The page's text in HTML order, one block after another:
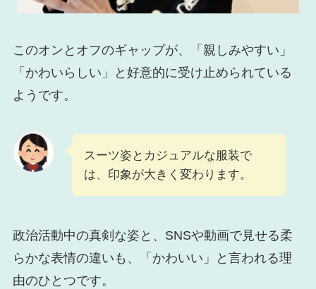
このオンとオフのギャップが、「親しみやすい」
「かわいらしい」と好意的に受け止められている
ようです。
スーツ姿とカジュアルな服装で
は、印象が大きく変わります。
政治活動中の真剣な姿と、SNSや動画で見せる柔
らかな表情の違いも、「かわいい」と言われる理
由のひとつです。